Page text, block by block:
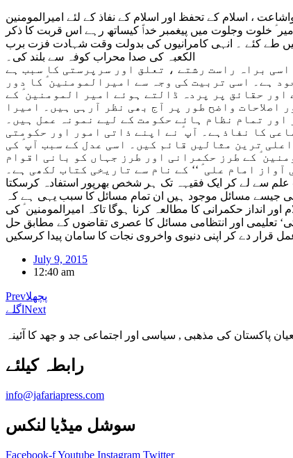
، اسلام کے تحفظ اور اسلام کے نفاذ کے لئے امیرالمومنین
خلوت وجلوت میں پیغمبر خداؐ کیساتھ رہے اس قربت کا ذکر
میں طے کئے ۔ انہی کامرانیوں کی بدولت وقت شہادت فزت برب
الکعبہ کی صدا محراب کوفہ سے بلند کی۔
براہ راست رشتے ، تعلق اور سرپرستی کا سبب ہے
ہے۔ اسی تربیت کی وجہ سے امیرالمومنین ؑ کا دور
حقائق پر پردہ ڈالتے ہوئے امیر المومنین ؑ کے
واضح طور پر آج بھی نظر آرہی ہیں۔ امیرا
تمام نظام ہائے حکومت کے لیے نمونہ عمل ہیں۔
کا نفاذہے۔ آپ ؑ نے اپنے ذاتی امور اور حکومتی
ترین مثالیں قائم کیں۔ اسی عدل کے سبب آپ ؑ کی
کے طرز حکمرانی اور طرز جہاں کو بانی اقوام
امام علی ؑ ‘‘ کے نام سے تاریخی کتاب لکھی ہے۔
سے لے کر ایک فقیہہ تک ہر شخص بھرپور استفادہ کرسکتا
جیسے مسائل موجود ہیں ان تمام مسائل کا سبب یہی ہے کہ
حکمرانی کا مطالعہ کرنا ہوگا تاکہ امیرالمومنین ؑ کی
تعلیمی اور انتظامی مسائل کا عصری تقاضوں کے مطابق حل
July 9, 2015
12:40 am
Prevپچھلا
اگلے Next
پاکستان کی مذهبی , سیاسی اور اجتماعی جد و جهد کا آئینہ
info@jafariapress.com​
سوشل میڈیا لنکس
Facebook-fYoutube Instagram Twitter